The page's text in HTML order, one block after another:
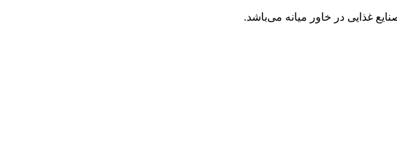
غذایی در خاور میانه می‌باشد.